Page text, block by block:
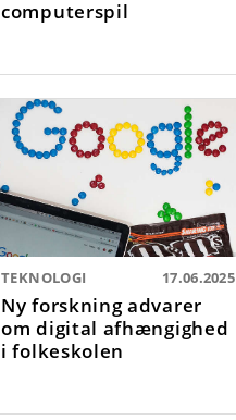
computerspil
TEKNOLOGI 17.06.2025
Ny forskning advarer
om digital afhængighed
i folkeskolen